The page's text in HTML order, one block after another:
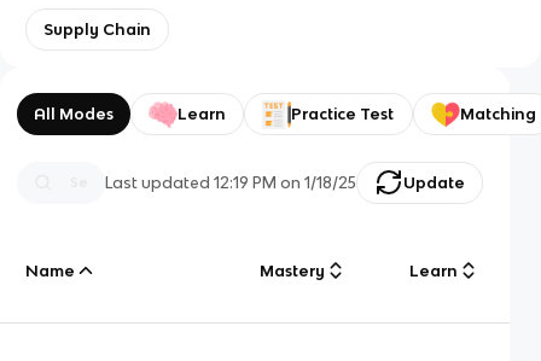
Supply Chain
All Modes Learn Practice Test Matching
Last updated12:19 PM on 1/18/25 Update
Name Mastery Learn